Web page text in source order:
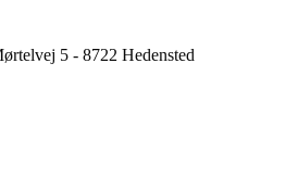
5 - 8722 Hedensted